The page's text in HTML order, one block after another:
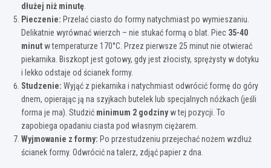
dłużej niż minutę
Pieczenie: Przelać ciasto do formy natychmiast po wymieszaniu.
Delikatnie wyrównać wierzch – nie stukać formą o blat. Piec 35-40
minut w temperaturze 170°C. Przez pierwsze 25 minut nie otwierać
piekarnika. Biszkopt jest gotowy, gdy jest złocisty, sprężysty w dotyku
i lekko odstaje od ścianek formy.
Studzenie: Wyjąć z piekarnika i natychmiast odwrócić formę do góry
dnem, opierając ją na szyjkach butelek lub specjalnych nóżkach (jeśli
forma je ma). Studzić minimum 2 godzinyw tej pozycji. To
zapobiega opadaniu ciasta pod własnym ciężarem.
Wyjmowanie z formy: Po przestudzeniu przejechać nożem wzdłuż
ścianek formy. Odwrócić na talerz, zdjąć papier z dna.